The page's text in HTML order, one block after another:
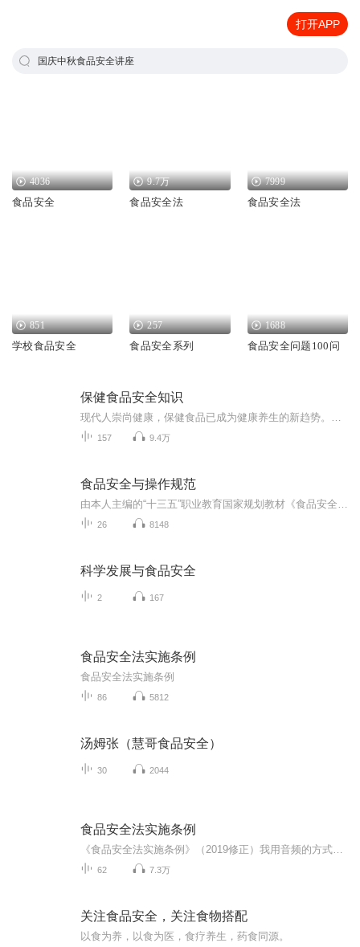
打开APP
国庆中秋食品安全讲座
4036
食品安全
9.7万
食品安全法
7999
食品安全法
851
学校食品安全
257
食品安全系列
1688
食品安全问题100问
保健食品安全知识
157 9.4万
食品安全与操作规范
26 8148
科学发展与食品安全
2 167
食品安全法实施条例
食品安全法实施条例
86 5812
汤姆张（慧哥食品安全）
30 2044
食品安全法实施条例
62 7.3万
关注食品安全，关注食物搭配
以食为养，以食为医，食疗养生，药食同源。